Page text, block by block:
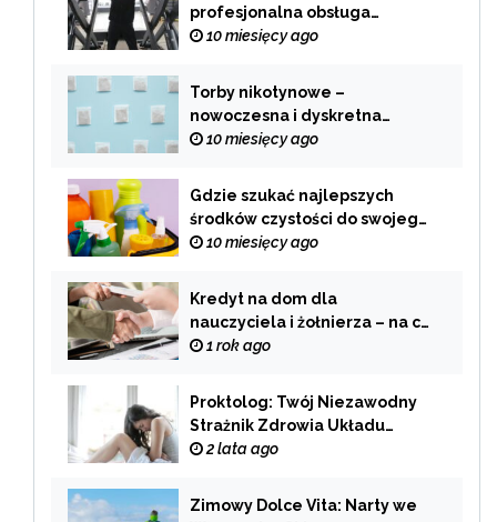
profesjonalna obsługa
Twojego samochodu
10 miesięcy ago
Torby nikotynowe –
nowoczesna i dyskretna
alternatywa dla tradycyjnego
10 miesięcy ago
Gdzie szukać najlepszych
środków czystości do swojego
domu?
10 miesięcy ago
Kredyt na dom dla
nauczyciela i żołnierza – na co
zwrócić uwagę przy wyborze
1 rok ago
Proktolog: Twój Niezawodny
Strażnik Zdrowia Układu
Pokarmowego
2 lata ago
Zimowy Dolce Vita: Narty we